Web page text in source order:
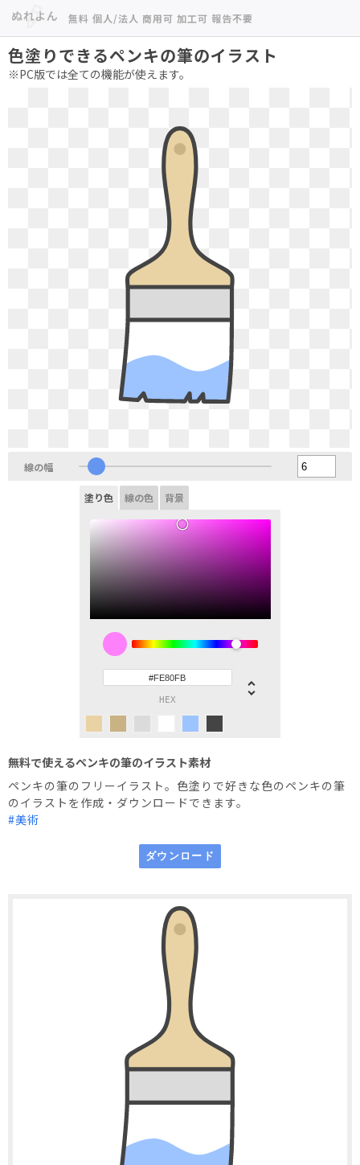
無料 個人/法人 商用可 加工可 報告不要
色塗りできるペンキの筆のイラスト
※PC版では全ての機能が使えます。
線の幅
塗り色 線の色 背景
HEX
無料で使えるペンキの筆のイラスト素材
ペンキの筆のフリーイラスト。色塗りで好きな色のペンキの筆
のイラストを作成・ダウンロードできます。
#美術